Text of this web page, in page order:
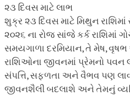
૨૩ દિવસ માટે લાભ
શુક્ર ૨૩ દિવસ માટે મિથુન
૨૦૨૬ ના રોજ સાંજે કર્ક રાશિમાં
સમયગાળા દરમિયાન, તે મેષ,
રાશિઓના જીવનમાં પ્રેમનો પવન
સંપત્તિ, સફળતા અને વૈભવ પણ
જીવનશૈલી બદલાશે અને તેમનું